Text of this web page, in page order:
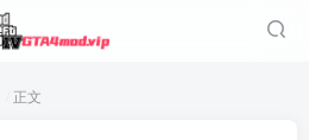
正文